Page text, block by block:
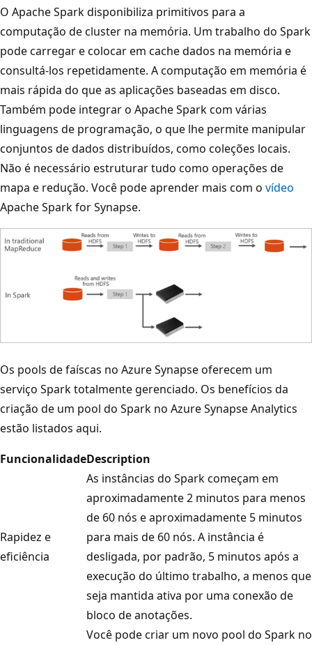
O Apache Spark disponibiliza primitivos para a
computação de cluster na memória. Um trabalho do Spark
pode carregar e colocar em cache dados na memória e
consultá-los repetidamente. A computação em memória é
mais rápida do que as aplicações baseadas em disco.
Também pode integrar o Apache Spark com várias
linguagens de programação, o que lhe permite manipular
conjuntos de dados distribuídos, como coleções locais.
Não é necessário estruturar tudo como operações de
mapa e redução. Você pode aprender mais com o vídeo
Apache Spark for Synapse.
Os pools de faíscas no Azure Synapse oferecem um
serviço Spark totalmente gerenciado. Os benefícios da
criação de um pool do Spark no Azure Synapse Analytics
estão listados aqui.
FuncionalidadeDescription
Rapidez e
eficiência
As instâncias do Spark começam em
aproximadamente 2 minutos para menos
de 60 nós e aproximadamente 5 minutos
para mais de 60 nós. A instância é
desligada, por padrão, 5 minutos após a
execução do último trabalho, a menos que
seja mantida ativa por uma conexão de
bloco de anotações.
Você pode criar um novo pool do Spark no